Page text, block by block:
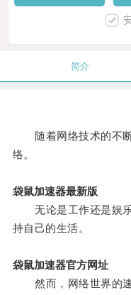
简介
随着网络技术的不断
络。
袋鼠加速器最新版
无论是工作还是娱乐
持自己的生活。
袋鼠加速器官方网址
然而，网络世界的速